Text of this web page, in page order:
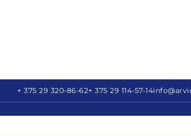
+ 375 29 320-86-62+ 375 29 114-57-14info